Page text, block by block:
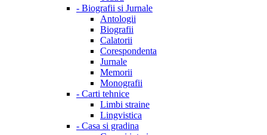
- Biografii si Jurnale
Antologii
Biografii
Calatorii
Corespondenta
Jurnale
Memorii
Monografii
- Carti tehnice
Limbi straine
Lingvistica
- Casa si gradina